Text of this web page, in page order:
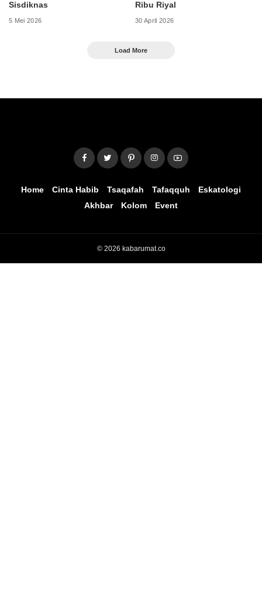
Sisdiknas
5 Mei 2026
Ribu Riyal
30 April 2026
Load More
Home Cinta Habib Tsaqafah Tafaqquh
Eskatologi
Akhbar
Kolom Event
© 2026 kabarumat.co